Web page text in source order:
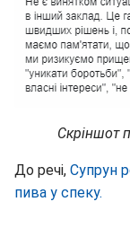
Скріншот
До речі, Супрун
пива у спеку.